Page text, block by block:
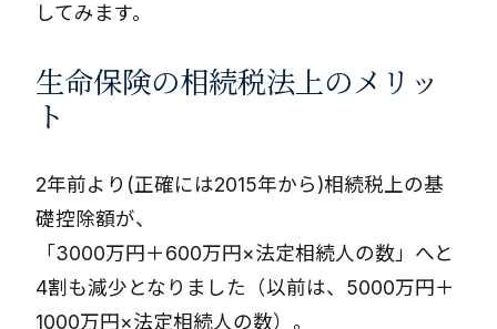
してみます。
生命保険の相続税法上のメリッ
ト
2年前より(正確には2015年から)相続税上の基
礎控除額が、
「3000万円＋600万円×法定相続人の数」へと
4割も減少となりました（以前は、5000万円＋
1000万円×法定相続人の数）。